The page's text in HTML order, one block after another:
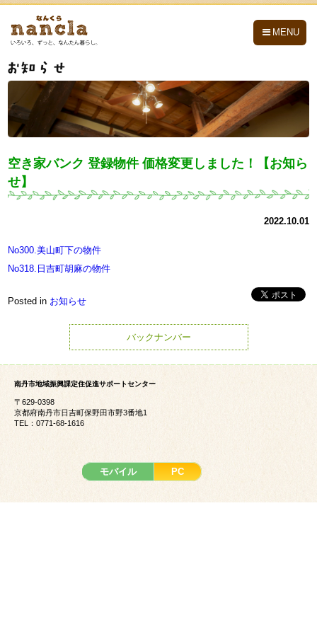
MENU
空き家バンク 登録物件 価格変更しました！【お知ら
せ】
2022.10.01
No300.美山町下の物件
No318.日吉町胡麻の物件
Posted in お知らせ
バックナンバー
南丹市地域振興課定住促進サポートセンター
〒629-0398
京都府南丹市日吉町保野田市野3番地1
TEL：0771-68-1616
モバイル PC